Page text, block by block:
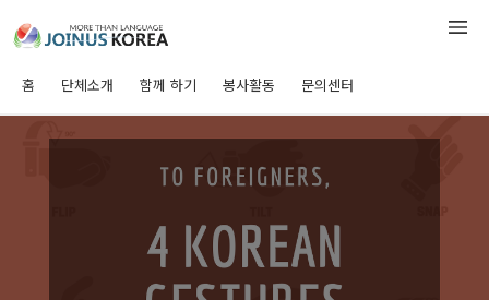
홈 단체소개 함께 하기 봉사활동 문의센터